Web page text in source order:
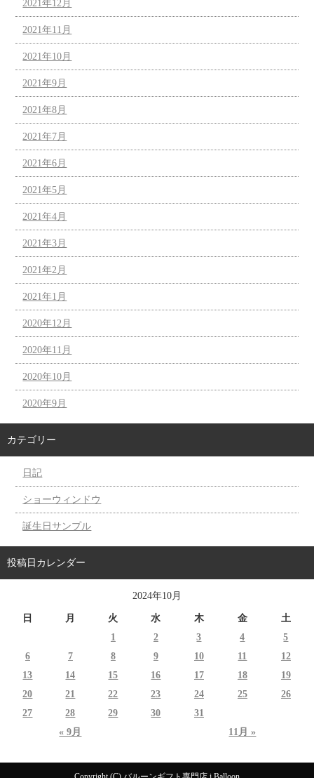
2021年12月
2021年11月
2021年10月
2021年9月
2021年8月
2021年7月
2021年6月
2021年5月
2021年4月
2021年3月
2021年2月
2021年1月
2020年12月
2020年11月
2020年10月
2020年9月
カテゴリー
日記
ショーウィンドウ
誕生日サンプル
投稿日カレンダー
2024年10月
日 月 火 水 木 金 土
« 9月 11月 »
1 2 3 4
5
6
7 8 9 10 11
12
13
14 15 16 17 18
19
20
21 22 23 24 25
26
27
28 29 30 31